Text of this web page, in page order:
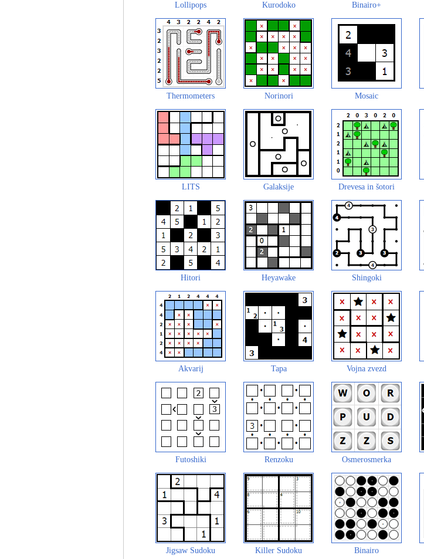
Lollipops Kurodoko Binairo+
Thermometers Norinori Mosaic
LITS Galaksije Drevesa in šotori
Hitori Heyawake Shingoki
Akvarij Tapa Vojna zvezd
Futoshiki Renzoku Osmerosmerka
Jigsaw Sudoku Killer Sudoku Binairo